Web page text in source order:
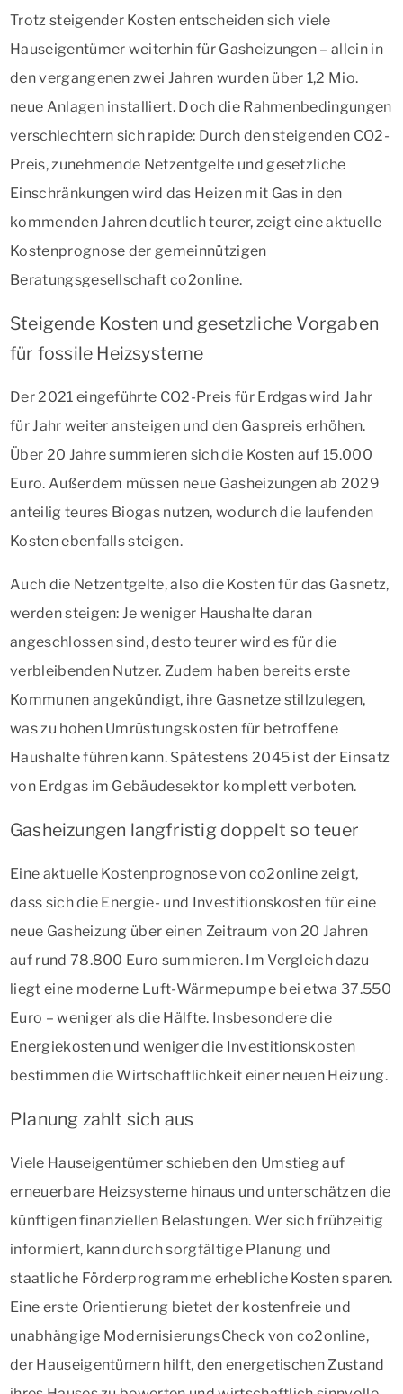
Trotz steigender Kosten entscheiden sich viele
Hauseigentümer weiterhin für Gasheizungen – allein in
den vergangenen zwei Jahren wurden über 1,2 Mio.
neue Anlagen installiert. Doch die Rahmenbedingungen
verschlechtern sich rapide: Durch den steigenden CO2-
Preis, zunehmende Netzentgelte und gesetzliche
Einschränkungen wird das Heizen mit Gas in den
kommenden Jahren deutlich teurer, zeigt eine aktuelle
Kostenprognose der gemeinnützigen
Beratungsgesellschaft co2online.
Steigende Kosten und gesetzliche Vorgaben
für fossile Heizsysteme
Der 2021 eingeführte CO2-Preis für Erdgas wird Jahr
für Jahr weiter ansteigen und den Gaspreis erhöhen.
Über 20 Jahre summieren sich die Kosten auf 15.000
Euro. Außerdem müssen neue Gasheizungen ab 2029
anteilig teures Biogas nutzen, wodurch die laufenden
Kosten ebenfalls steigen.
Auch die Netzentgelte, also die Kosten für das Gasnetz,
werden steigen: Je weniger Haushalte daran
angeschlossen sind, desto teurer wird es für die
verbleibenden Nutzer. Zudem haben bereits erste
Kommunen angekündigt, ihre Gasnetze stillzulegen,
was zu hohen Umrüstungskosten für betroffene
Haushalte führen kann. Spätestens 2045 ist der Einsatz
von Erdgas im Gebäudesektor komplett verboten.
Gasheizungen langfristig doppelt so teuer
Eine aktuelle Kostenprognose von co2online zeigt,
dass sich die Energie- und Investitionskosten für eine
neue Gasheizung über einen Zeitraum von 20 Jahren
auf rund 78.800 Euro summieren. Im Vergleich dazu
liegt eine moderne Luft-Wärmepumpe bei etwa 37.550
Euro – weniger als die Hälfte. Insbesondere die
Energiekosten und weniger die Investitionskosten
bestimmen die Wirtschaftlichkeit einer neuen Heizung.
Planung zahlt sich aus
Viele Hauseigentümer schieben den Umstieg auf
erneuerbare Heizsysteme hinaus und unterschätzen die
künftigen finanziellen Belastungen. Wer sich frühzeitig
informiert, kann durch sorgfältige Planung und
staatliche Förderprogramme erhebliche Kosten sparen.
Eine erste Orientierung bietet der kostenfreie und
unabhängige ModernisierungsCheck von co2online,
der Hauseigentümern hilft, den energetischen Zustand